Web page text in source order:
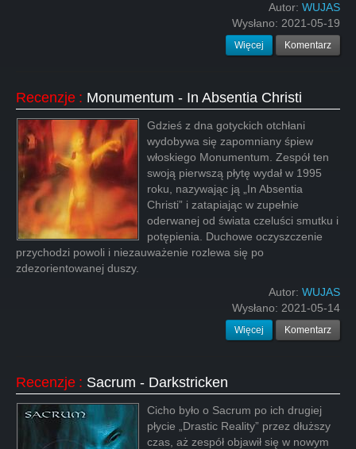
Autor: WUJAS
Wysłano: 2021-05-19
Więcej Komentarz
Recenzje : Monumentum - In Absentia Christi
Gdzieś z dna gotyckich otchłani
wydobywa się zapomniany śpiew
włoskiego Monumentum. Zespół ten
swoją pierwszą płytę wydał w 1995
roku, nazywając ją „In Absentia
Christi” i zatapiając w zupełnie
oderwanej od świata czeluści smutku i
potępienia. Duchowe oczyszczenie
przychodzi powoli i niezauważenie rozlewa się po
zdezorientowanej duszy.
Autor: WUJAS
Wysłano: 2021-05-14
Więcej Komentarz
Recenzje : Sacrum - Darkstricken
Cicho było o Sacrum po ich drugiej
płycie „Drastic Reality” przez dłuższy
czas, aż zespół objawił się w nowym